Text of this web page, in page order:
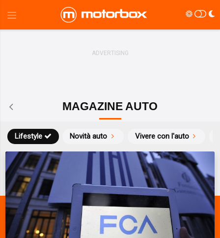
MAGAZINE AUTO
Novità auto Vivere con l'auto
Lifestyle